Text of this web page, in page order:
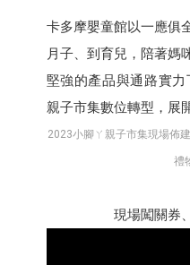
卡多摩嬰童館以一應俱
月子、到育兒，陪著媽
堅強的產品與通路實力
親子市集數位轉型，展
2023小腳ㄚ親子市集現場佈
禮
現場闖關券